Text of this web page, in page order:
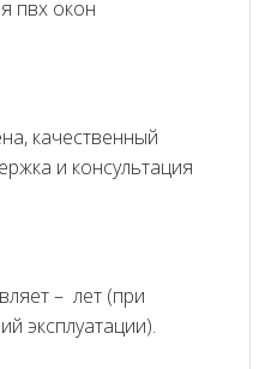
пвх окон
качественный
и консультация
– лет (при
эксплуатации).